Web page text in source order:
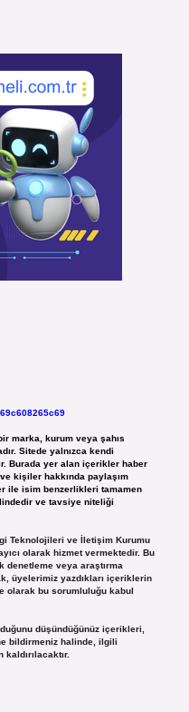
marka, kurum veya şahıs
Sitede yalnızca kendi
Burada yer alan içerikler haber
kişiler hakkında paylaşım
ile isim benzerlikleri tamamen
ve tavsiye niteliği
Teknolojileri ve İletişim Kurumu
olarak hizmet vermektedir. Bu
veya araştırma
üyelerimiz yazdıkları içeriklerin
olarak bu sorumluluğu kabul
düşündüğünüz içerikleri,
bildirmeniz halinde, ilgili